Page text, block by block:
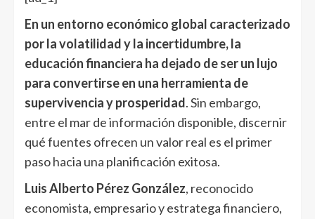
En un entorno económico global caracterizado
por la volatilidad y la incertidumbre, la
educación financiera ha dejado de ser un lujo
para convertirse en una herramienta de
supervivencia y prosperidad. Sin embargo,
entre el mar de información disponible, discernir
qué fuentes ofrecen un valor real es el primer
paso hacia una planificación exitosa.
Luis Alberto Pérez González, reconocido
economista, empresario y estratega financiero,